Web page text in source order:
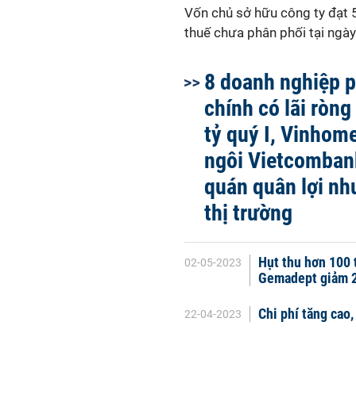
Vốn chủ sở hữu công ty đạt
thuế chưa phân phối tại
8 doanh nghiệp
chính có lãi
tỷ quý I,
ngôi
quán quân lợi
thị trường
02-05-2023
Hụt thu hơn
Gemadept giảm
22-04-2023 Chi phí tăng